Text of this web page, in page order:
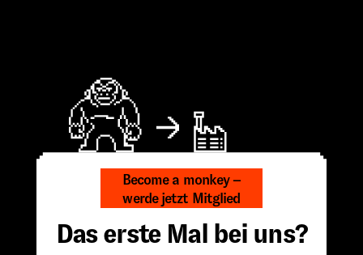
Become a monkey –
werde jetzt Mitglied
Das erste Mal bei uns?